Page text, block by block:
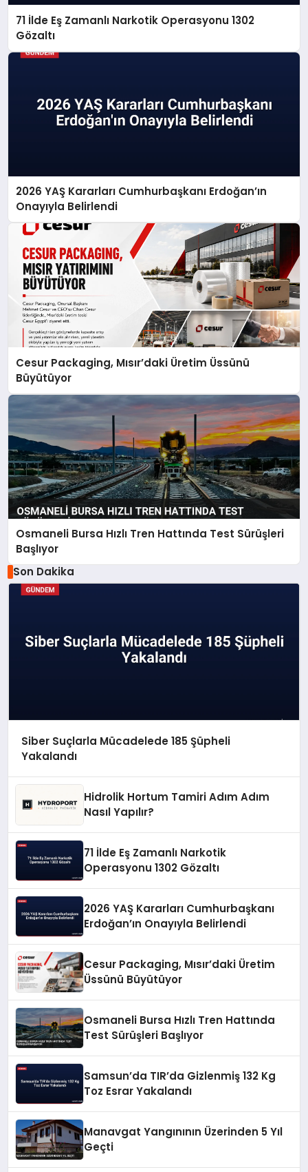
71 İlde Eş Zamanlı Narkotik Operasyonu 1302
Gözaltı
2026 YAŞ Kararları Cumhurbaşkanı Erdoğan’ın
Onayıyla Belirlendi
Cesur Packaging, Mısır’daki Üretim Üssünü
Büyütüyor
Osmaneli Bursa Hızlı Tren Hattında Test Sürüşleri
Başlıyor
Son Dakika
Siber Suçlarla Mücadelede 185 Şüpheli
Yakalandı
Hidrolik Hortum Tamiri Adım Adım
Nasıl Yapılır?
71 İlde Eş Zamanlı Narkotik
Operasyonu 1302 Gözaltı
2026 YAŞ Kararları Cumhurbaşkanı
Erdoğan’ın Onayıyla Belirlendi
Cesur Packaging, Mısır’daki Üretim
Üssünü Büyütüyor
Osmaneli Bursa Hızlı Tren Hattında
Test Sürüşleri Başlıyor
Samsun’da TIR’da Gizlenmiş 132 Kg
Toz Esrar Yakalandı
Manavgat Yangınının Üzerinden 5 Yıl
Geçti